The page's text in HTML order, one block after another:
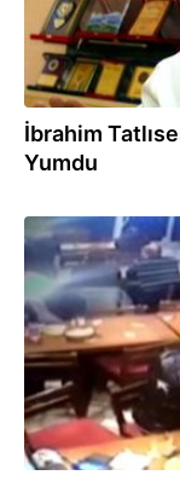
İbrahim
Yumdu
06.02.2016